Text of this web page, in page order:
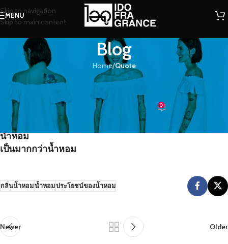
Skip to navigation
Skip to main content
MENU
Blog
Home/Quote
QUOTE
น้ำหอม เป็นมากกว่าน้ำหอม
น้องน้ำหอม On 07/06/2016 0
น้ำหอม
เป็นมากกว่าน้ำหอม
กลิ่นน้ำหอมน้ำหอมประโยชน์ของน้ำหอม
Newer Older